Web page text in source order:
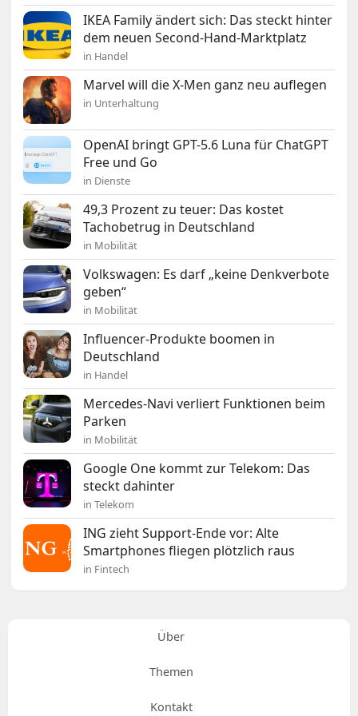
IKEA Family ändert sich: Das steckt hinter
dem neuen Second-Hand-Marktplatz
in Handel
Marvel will die X-Men ganz neu auflegen
in Unterhaltung
OpenAI bringt GPT-5.6 Luna für ChatGPT
Free und Go
in Dienste
49,3 Prozent zu teuer: Das kostet
Tachobetrug in Deutschland
in Mobilität
Volkswagen: Es darf „keine Denkverbote
geben“
in Mobilität
Influencer-Produkte boomen in
Deutschland
in Handel
Mercedes-Navi verliert Funktionen beim
Parken
in Mobilität
Google One kommt zur Telekom: Das
steckt dahinter
in Telekom
ING zieht Support-Ende vor: Alte
Smartphones fliegen plötzlich raus
in Fintech
Über
Themen
Kontakt